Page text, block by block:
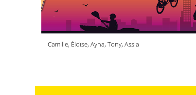
Camille, Éloïse, Ayna, Tony, Assia